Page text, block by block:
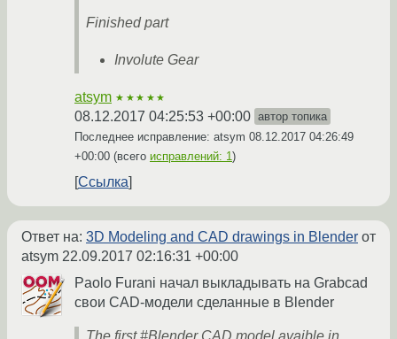
Finished part
Involute Gear
atsym ★★★★★
08.12.2017 04:25:53 +00:00 автор топика
Последнее исправление: atsym 08.12.2017 04:26:49
+00:00 (всего исправлений: 1 )
Ссылка
Ответ на: 3D Modeling and CAD drawings in Blender от
atsym 22.09.2017 02:16:31 +00:00
Paolo Furani начал выкладывать на Grabcad
свои CAD-модели сделанные в Blender
The first #Blender CAD model avaible in